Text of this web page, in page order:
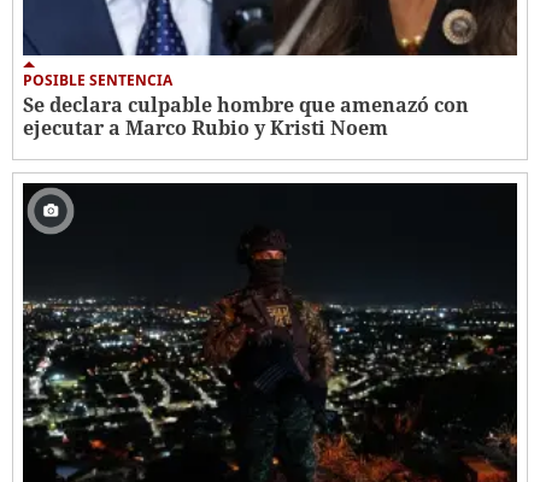
POSIBLE SENTENCIA
Se declara culpable hombre que amenazó con
ejecutar a Marco Rubio y Kristi Noem